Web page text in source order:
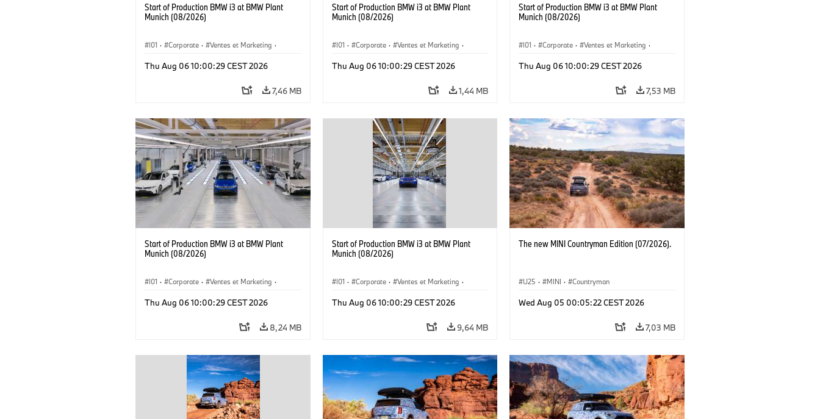
Start of Production BMW i3 at BMW Plant
Munich (08/2026)
I01 · Corporate · Ventes et Marketing ·
Thu Aug 06 10:00:29 CEST 2026
7,46 MB
Start of Production BMW i3 at BMW Plant
Munich (08/2026)
I01 · Corporate · Ventes et Marketing ·
Thu Aug 06 10:00:29 CEST 2026
1,44 MB
Start of Production BMW i3 at BMW Plant
Munich (08/2026)
I01 · Corporate · Ventes et Marketing ·
Thu Aug 06 10:00:29 CEST 2026
7,53 MB
Start of Production BMW i3 at BMW Plant
Munich (08/2026)
I01 · Corporate · Ventes et Marketing ·
Thu Aug 06 10:00:29 CEST 2026
8,24 MB
Start of Production BMW i3 at BMW Plant
Munich (08/2026)
I01 · Corporate · Ventes et Marketing ·
Thu Aug 06 10:00:29 CEST 2026
9,64 MB
The new MINI Countryman Edition (07/2026).
U25 · MINI · Countryman
Wed Aug 05 00:05:22 CEST 2026
7,03 MB